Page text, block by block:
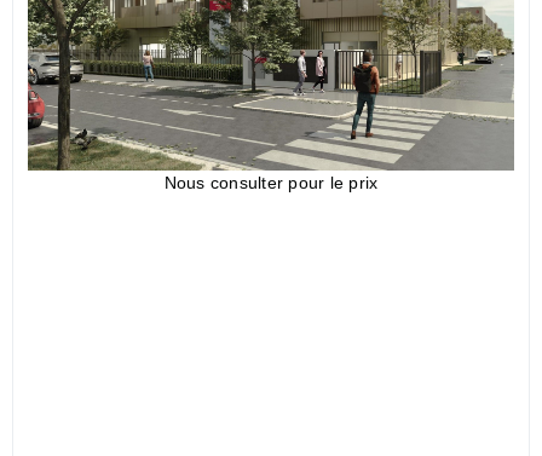
Nous consulter pour le prix